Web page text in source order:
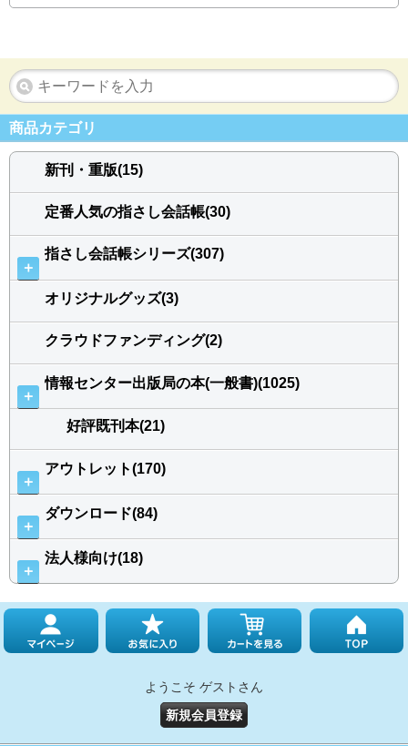
商品カテゴリ
新刊・重版(15)
定番人気の指さし会話帳(30)
＋
指さし会話帳シリーズ(307)
オリジナルグッズ(3)
クラウドファンディング(2)
＋
情報センター出版局の本(一般書)(1025)
好評既刊本(21)
＋
アウトレット(170)
＋
ダウンロード(84)
＋
法人様向け(18)
ようこそ ゲストさん
新規会員登録